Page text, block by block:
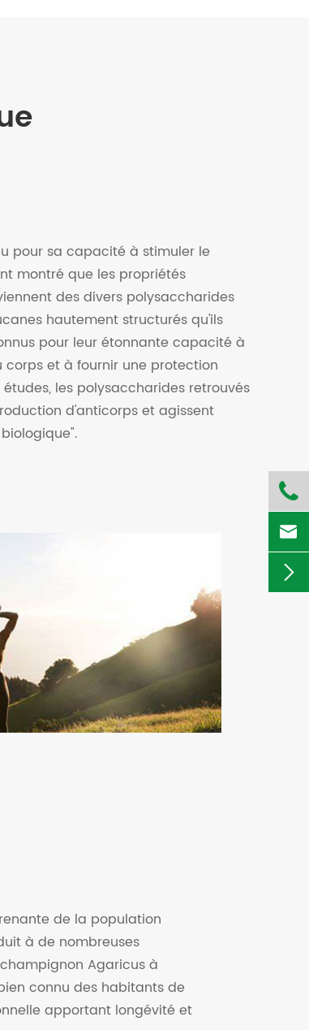
pour sa capacité à stimuler le
montré que les propriétés
des divers polysaccharides
hautement structurés qu'ils
pour leur étonnante capacité à
et à fournir une protection
les polysaccharides retrouvés
d'anticorps et agissent
de la population
à de nombreuses
Agaricus à
connu des habitants de
apportant longévité et


